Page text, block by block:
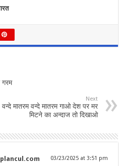
गरम
Next
वन्दे मातरम वन्दे मातरम गाओ देश पर मर
मिटने का अन्दाज तो दिखाओ
03/23/2025 at 3:51 pm